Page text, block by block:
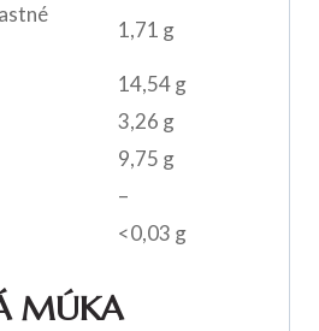
1,71 g
14,54 g
3,26 g
9,75 g
–
<0,03 g
MÚKA